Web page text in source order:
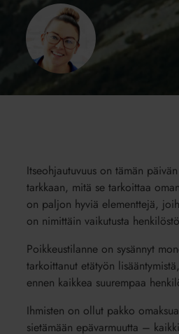
Itseohjautuvuus on tämän
tarkkaan, mitä se tarkoittaa
on paljon hyviä elementtejä,
on nimittäin vaikutusta
Poikkeustilanne on sysännyt
tarkoittanut etätyön
ennen kaikkea suurempaa
Ihmisten on ollut pakko
sietämään epävarmuutta –